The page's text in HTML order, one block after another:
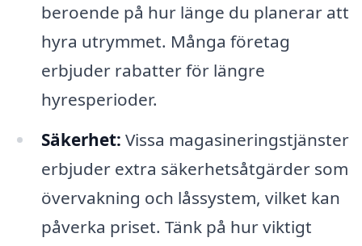
beroende på hur länge du planerar att
hyra utrymmet. Många företag
erbjuder rabatter för längre
hyresperioder.
Säkerhet: Vissa magasineringstjänster
erbjuder extra säkerhetsåtgärder som
övervakning och låssystem, vilket kan
påverka priset. Tänk på hur viktigt